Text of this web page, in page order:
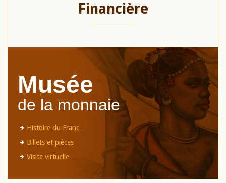
Financière
Musée
de la monnaie
Histoire du Franc
Billets et pièces
Visite virtuelle